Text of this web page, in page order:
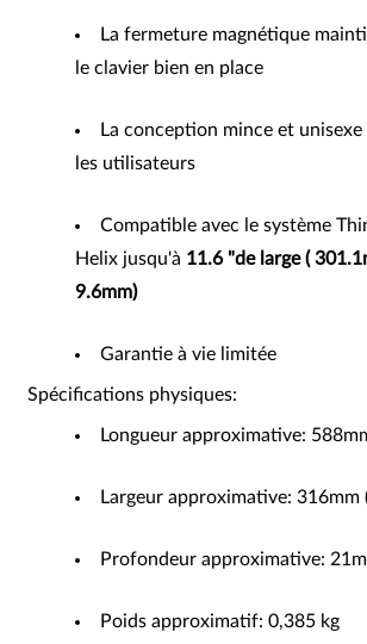
La fermeture magnétique
le clavier bien en place
La conception mince et
les utilisateurs
Compatible avec le système
Helix jusqu'à 11.6 "de large (
9.6mm)
Garantie à vie limitée
Spécifications physiques:
Longueur approximative:
Largeur approximative: 316mm
Profondeur approximative:
Poids approximatif: 0,385 kg